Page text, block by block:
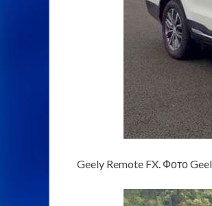
Geely Remote FX. Фото